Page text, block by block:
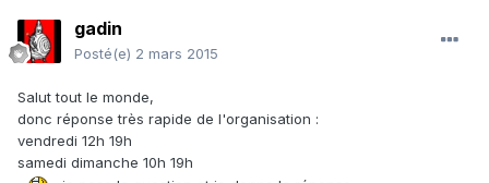
gadin
Posté(e) 2 mars 2015
Salut tout le monde,
donc réponse très rapide de l'organisation :
vendredi 12h 19h
samedi dimanche 10h 19h